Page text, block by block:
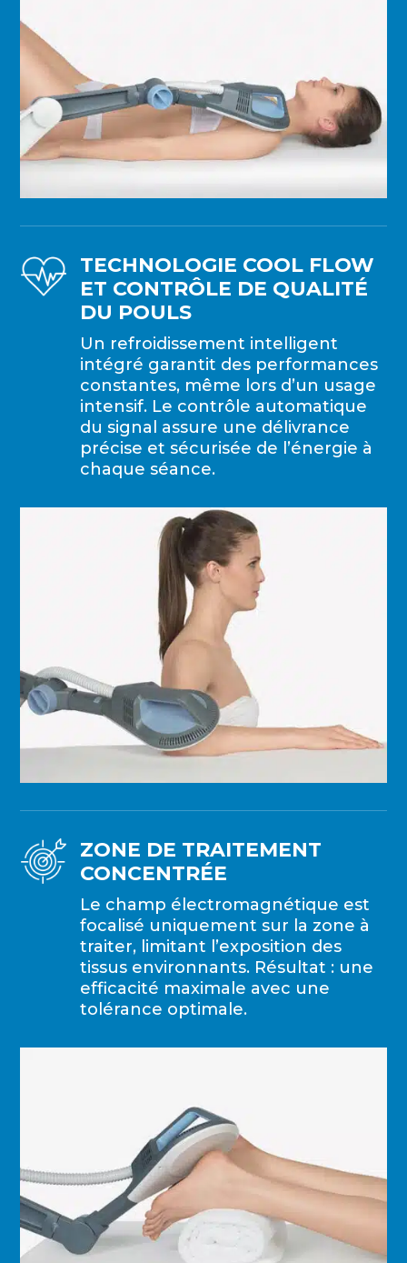
TECHNOLOGIE COOL FLOW
ET CONTRÔLE DE QUALITÉ
DU POULS
Un refroidissement intelligent
intégré garantit des performances
constantes, même lors d’un usage
intensif. Le contrôle automatique
du signal assure une délivrance
précise et sécurisée de l’énergie à
chaque séance.
ZONE DE TRAITEMENT
CONCENTRÉE
Le champ électromagnétique est
focalisé uniquement sur la zone à
traiter, limitant l’exposition des
tissus environnants. Résultat : une
efficacité maximale avec une
tolérance optimale.